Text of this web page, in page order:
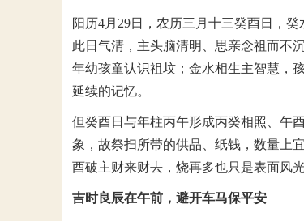
阳历4月29日，农历三月十三癸酉日，
此日气清，主头脑清明、思亲念祖而不
年幼孩童认识祖坟；金水相生主智慧，
延续的记忆。
但癸酉日与年柱丙午形成丙癸相照、午
象，故祭扫所带的供品、纸钱，数量上
酉破主财来财去，烧再多也只是表面风
吉时良辰在午前，避开车马保平安